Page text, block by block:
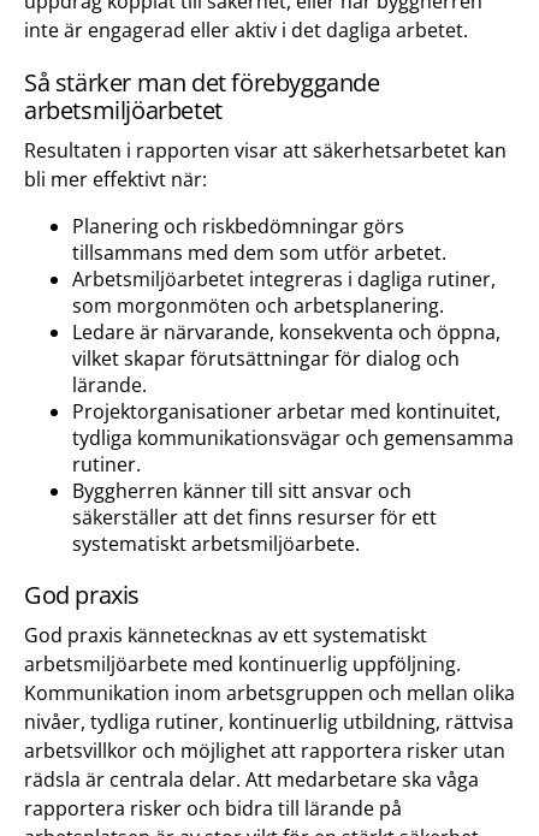
inte är engagerad eller aktiv i det dagliga arbetet.
Så stärker man det förebyggande
arbetsmiljöarbetet
Resultaten i rapporten visar att säkerhetsarbetet kan
bli mer effektivt när:
Planering och riskbedömningar görs
tillsammans med dem som utför arbetet.
Arbetsmiljöarbetet integreras i dagliga rutiner,
som morgonmöten och arbetsplanering.
Ledare är närvarande, konsekventa och öppna,
vilket skapar förutsättningar för dialog och
lärande.
Projektorganisationer arbetar med kontinuitet,
tydliga kommunikationsvägar och gemensamma
rutiner.
Byggherren känner till sitt ansvar och
säkerställer att det finns resurser för ett
systematiskt arbetsmiljöarbete.
God praxis
God praxis kännetecknas av ett systematiskt
arbetsmiljöarbete med kontinuerlig uppföljning.
Kommunikation inom arbetsgruppen och mellan olika
nivåer, tydliga rutiner, kontinuerlig utbildning, rättvisa
arbetsvillkor och möjlighet att rapportera risker utan
rädsla är centrala delar. Att medarbetare ska våga
rapportera risker och bidra till lärande på